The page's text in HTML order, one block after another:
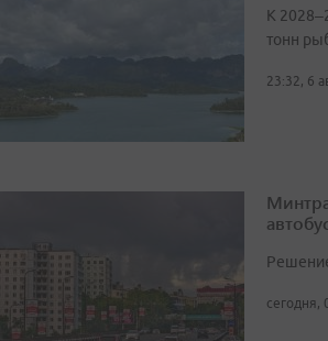
К
тонн
23:32, 6
сегодня,